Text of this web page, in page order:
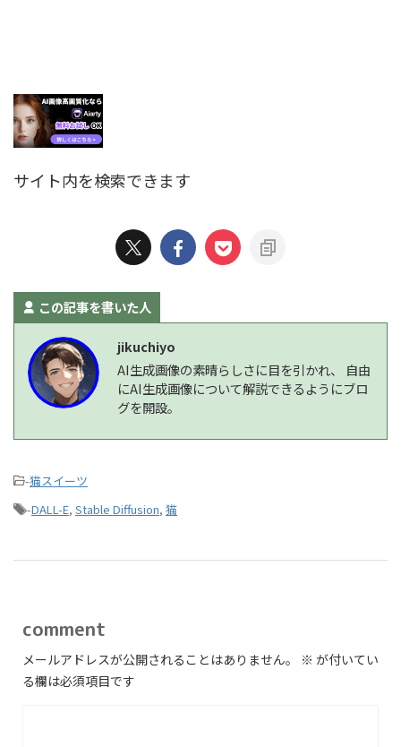
サイト内を検索できます
この記事を書いた人
jikuchiyo
AI生成画像の素晴らしさに目を引かれ、 自由
にAI生成画像について解説できるようにブロ
グを開設。
-猫スイーツ
-DALL-E, Stable Diffusion, 猫
comment
メールアドレスが公開されることはありません。 ※ が付いてい
る欄は必須項目です